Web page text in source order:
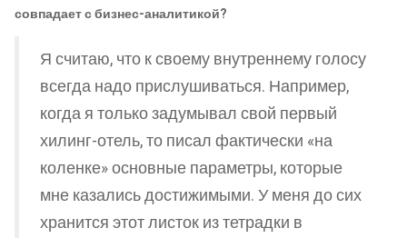
совпадает с бизнес-аналитикой?
Я считаю, что к своему внутреннему голосу
всегда надо прислушиваться. Например,
когда я только задумывал свой первый
хилинг-отель, то писал фактически «на
коленке» основные параметры, которые
мне казались достижимыми. У меня до сих
хранится этот листок из тетрадки в